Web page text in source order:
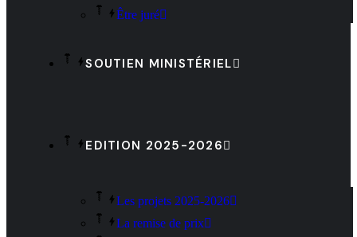
Être juré
SOUTIEN MINISTÉRIEL
EDITION 2025-2026
Les projets 2025-2026
La remise de prix